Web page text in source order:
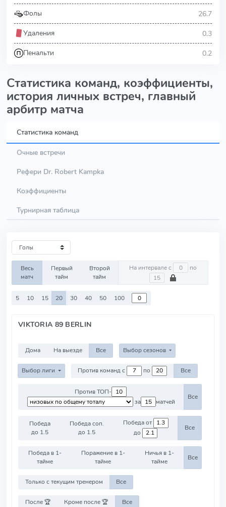
Фолы 26.7
Удаления 0.3
Пенальти 0.2
Статистика команд, коэффициенты,
история личных встреч, главный
арбитр матча
Статистика команд
Очные встречи
Рефери Dr. Robert Kampka
Коэффициенты
Турнирная таблица
Весь
матч
Первый
тайм
Второй
тайм
На интервале с по
5 10 15 20 30 40 50 100
VIKTORIA 89 BERLIN
Дома На выезде Все Выбор сезонов
Выбор лиги Против команд с по Все
Против ТОП-
за
матчей
Все
Победа
до 1.5
Победа соп.
до 1.5
Победа от
до
Все
Победа в 1-
тайме
Поражение в 1-
тайме
Ничья в 1-
тайме
Все
Только с текущим тренером Все
После 🏆 Кроме после 🏆 Все